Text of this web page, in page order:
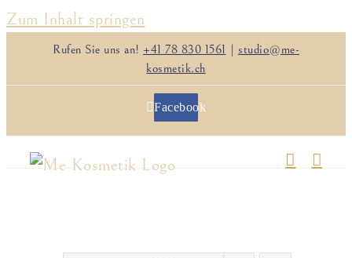
Zum Inhalt springen
Rufen Sie uns an! +41 78 830 1561 | studio@me-
kosmetik.ch
Facebook